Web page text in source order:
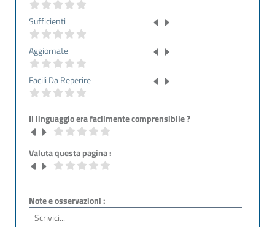
Sufficienti
Aggiornate
Facili Da Reperire
Il linguaggio era facilmente comprensibile ?
Valuta questa pagina :
Note e osservazioni :